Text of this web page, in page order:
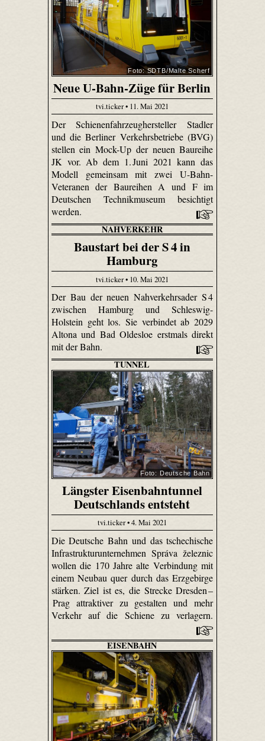
Foto: SDTB/Malte Scherf
Neue U-Bahn-Züge für Berlin
tvi.ticker • 11. Mai 2021
Der Schienenfahrzeughersteller Stadler
und die Berliner Verkehrsbetriebe (BVG)
stellen ein Mock-Up der neuen Baureihe
JK vor. Ab dem 1. Juni 2021 kann das
Modell gemeinsam mit zwei U-Bahn-
Veteranen der Baureihen A und F im
Deutschen Technikmuseum besichtigt
werden.
NAHVERKEHR
Baustart bei der S 4 in
Hamburg
tvi.ticker • 10. Mai 2021
Der Bau der neuen Nahverkehrsader S 4
zwischen Hamburg und Schleswig-
Holstein geht los. Sie verbindet ab 2029
Altona und Bad Oldesloe erstmals direkt
mit der Bahn.
TUNNEL
Foto: Deutsche Bahn
Längster Eisenbahntunnel
Deutschlands entsteht
tvi.ticker • 4. Mai 2021
Die Deutsche Bahn und das tschechische
Infrastrukturunternehmen Správa železnic
wollen die 170 Jahre alte Verbindung mit
einem Neubau quer durch das Erzgebirge
stärken. Ziel ist es, die Strecke Dresden –
Prag attraktiver zu gestalten und mehr
Verkehr auf die Schiene zu verlagern.
EISENBAHN